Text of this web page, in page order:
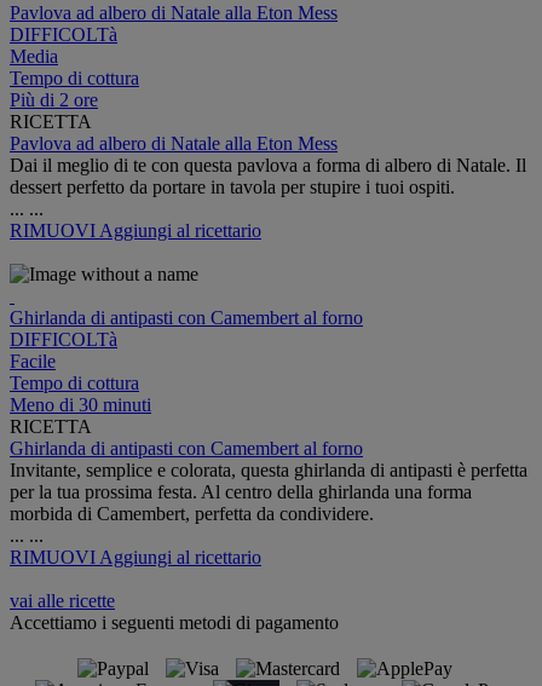
Pavlova ad albero di Natale alla Eton Mess
DIFFICOLTà
Media
Tempo di cottura
Più di 2 ore
RICETTA
Pavlova ad albero di Natale alla Eton Mess
Dai il meglio di te con questa pavlova a forma di albero di Natale. Il
dessert perfetto da portare in tavola per stupire i tuoi ospiti.
... ...
RIMUOVI Aggiungi al ricettario
Ghirlanda di antipasti con Camembert al forno
DIFFICOLTà
Facile
Tempo di cottura
Meno di 30 minuti
RICETTA
Ghirlanda di antipasti con Camembert al forno
Invitante, semplice e colorata, questa ghirlanda di antipasti è perfetta
per la tua prossima festa. Al centro della ghirlanda una forma
morbida di Camembert, perfetta da condividere.
... ...
RIMUOVI Aggiungi al ricettario
vai alle ricette
Accettiamo i seguenti metodi di pagamento